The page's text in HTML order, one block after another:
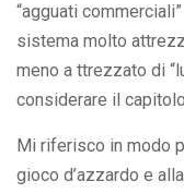
“agguati
sistema molto
meno a ttrezzato di
considerare il
Mi riferisco in modo
gioco d’azzardo e